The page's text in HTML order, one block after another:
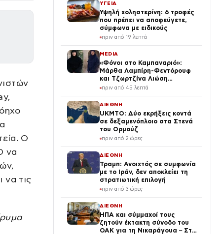
Ο
να
να τις
ΥΓΕΙΑ
Υψηλή χοληστερίνη: 6 τροφές
που πρέπει να αποφεύγετε,
σύμφωνα με ειδικούς
πριν από 19 λεπτά
MEDIA
«Φόνοι στο Καμπαναριό»:
Μάρθα Λαμπίρη-Φεντόρουφ
και Τζωρτζίνα Λιώση
μπαίνουν στο μοναστήρι
πριν από 45 λεπτά
ΔΙΕΘΝΗ
UKMTO: Δύο εκρήξεις κοντά
σε δεξαμενόπλοιο στα Στενά
του Ορμούζ
πριν από 2 ώρες
ΔΙΕΘΝΗ
Τραμπ: Ανοιχτός σε συμφωνία
με το Ιράν, δεν αποκλείει τη
στρατιωτική επιλογή
πριν από 3 ώρες
ΔΙΕΘΝΗ
ΗΠΑ και σύμμαχοί τους
ζητούν έκτακτη σύνοδο του
ΟΑΚ για τη Νικαράγουα – Στο